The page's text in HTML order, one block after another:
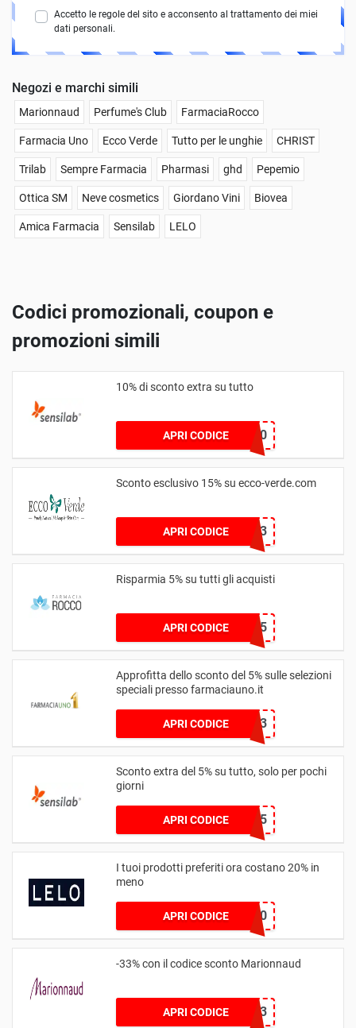
Accetto le regole del sito e acconsento al trattamento dei miei
dati personali.
Negozi e marchi simili
Marionnaud Perfume's Club FarmaciaRocco
Farmacia Uno Ecco Verde Tutto per le unghie CHRIST
Trilab Sempre Farmacia Pharmasi ghd Pepemio
Ottica SM Neve cosmetics Giordano Vini Biovea
Amica Farmacia Sensilab LELO
Codici promozionali, coupon e
promozioni simili
10% di sconto extra su tutto
APRI CODICE EX10
Sconto esclusivo 15% su ecco-verde.com
APRI CODICESAVEBIG-23
Risparmia 5% su tutti gli acquisti
APRI CODICE
BENVENUTO5
Approfitta dello sconto del 5% sulle selezioni
speciali presso farmaciauno.it
APRI CODICE NEW3
Sconto extra del 5% su tutto, solo per pochi
giorni
APRI CODICESensi545
I tuoi prodotti preferiti ora costano 20% in
meno
APRI CODICEEXTRA20
-33% con il codice sconto Marionnaud
APRI CODICEREGALO33